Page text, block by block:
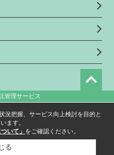
管理サービス
況把握、サービス向上検討を目的と
ます。
いて」 をご確認ください。
る